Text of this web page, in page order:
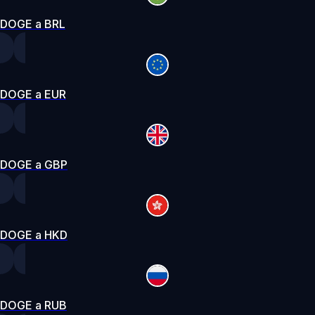
DOGE a BRL
DOGE a EUR
DOGE a GBP
DOGE a HKD
DOGE a RUB